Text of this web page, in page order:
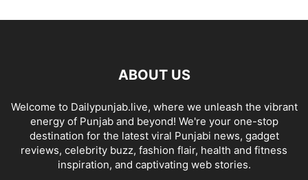
ABOUT US
Welcome to Dailypunjab.live, where we unleash the vibrant
energy of Punjab and beyond! We're your one-stop
destination for the latest viral Punjabi news, gadget
reviews, celebrity buzz, fashion flair, health and fitness
inspiration, and captivating web stories.